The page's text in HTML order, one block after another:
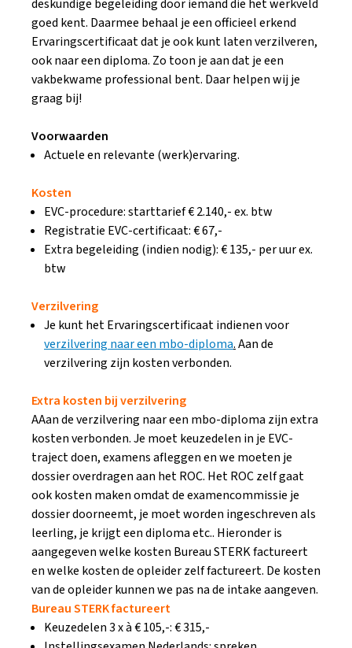
deskundige begeleiding door iemand die het werkveld
goed kent. Daarmee behaal je een officieel erkend
Ervaringscertificaat dat je ook kunt laten verzilveren,
ook naar een diploma. Zo toon je aan dat je een
vakbekwame professional bent. Daar helpen wij je
graag bij!
Voorwaarden
Actuele en relevante (werk)ervaring.
Kosten
EVC-procedure: starttarief € 2.140,- ex. btw
Registratie EVC-certificaat: € 67,-
Extra begeleiding (indien nodig): € 135,- per uur ex.
btw
Verzilvering
Je kunt het Ervaringscertificaat indienen voor
verzilvering naar een mbo-diploma.Aan de
verzilvering zijn kosten verbonden.
Extra kosten bij verzilvering
AAan de verzilvering naar een mbo-diploma zijn extra
kosten verbonden. Je moet keuzedelen in je EVC-
traject doen, examens afleggen en we moeten je
dossier overdragen aan het ROC. Het ROC zelf gaat
ook kosten maken omdat de examencommissie je
dossier doorneemt, je moet worden ingeschreven als
leerling, je krijgt een diploma etc.. Hieronder is
aangegeven welke kosten Bureau STERK factureert
en welke kosten de opleider zelf factureert. De kosten
van de opleider kunnen we pas na de intake aangeven.
Bureau STERK factureert
Keuzedelen 3 x à € 105,-: € 315,-